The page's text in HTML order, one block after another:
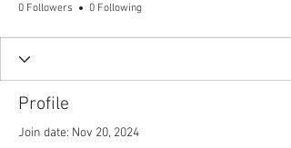
0 Followers 0 Following
Profile
Join date: Nov 20, 2024